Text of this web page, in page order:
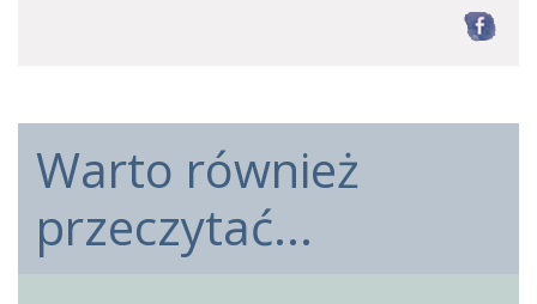
Warto również
przeczytać...